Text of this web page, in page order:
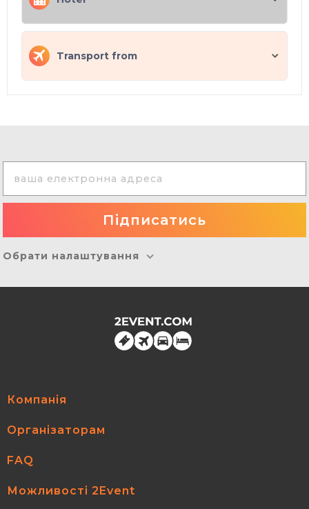
Transport from
Обрати налаштування
Компанія
Організаторам
FAQ
Можливості 2Event